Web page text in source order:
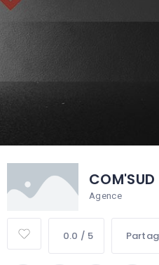
COM'SUD
Agence
0.0 / 5